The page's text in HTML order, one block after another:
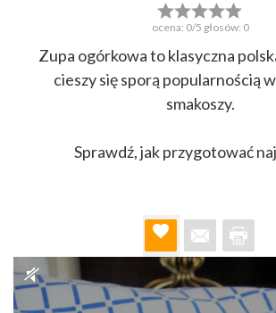
ocena: 0/5 głosów: 0
Zupa ogórkowa to klasyczna
cieszy się sporą popularnością
smakoszy.
Sprawdź, jak przygotować